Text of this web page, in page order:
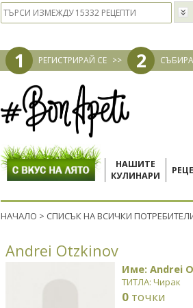
1 РЕГИСТРИРАЙ СЕ >> 2
НАШИТЕ
КУЛИНАРИ
НАЧАЛО > СПИСЪК НА ВСИЧКИ
Andrei Otzkinov
Име: Andrei
ТИТЛА: Чирак
0 точки